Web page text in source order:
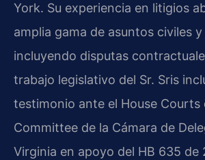
York. Su experiencia en litigios
amplia gama de asuntos civiles
incluyendo disputas
trabajo legislativo del Sr. Sris
testimonio ante el House Courts
Committee de la Cámara de
Virginia en apoyo del HB 635 de